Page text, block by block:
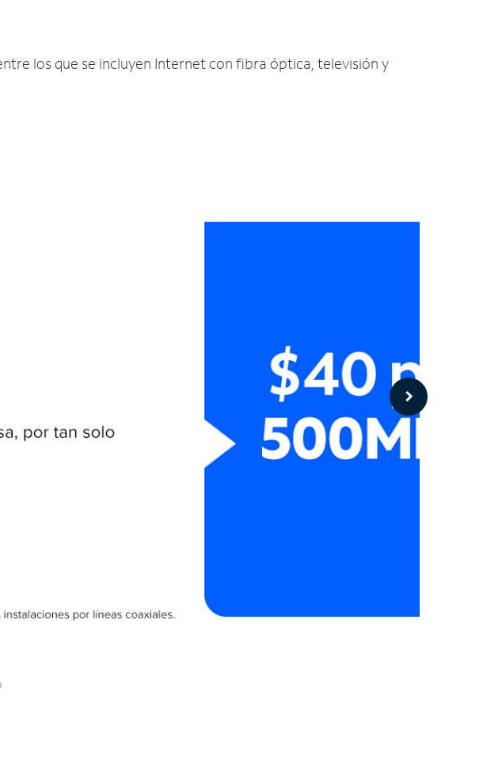
los que se incluyen Internet con fibra óptica, televisión y